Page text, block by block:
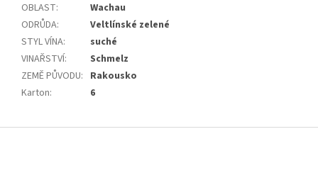
OBLAST:
Wachau
ODRŮDA:
Veltlínské zelené
STYL VÍNA:
suché
VINAŘSTVÍ:
Schmelz
ZEMĚ PŮVODU: Rakousko
Karton: 6